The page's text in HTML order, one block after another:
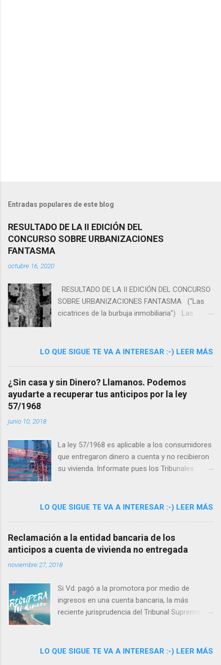
Entradas populares de este blog
RESULTADO DE LA II EDICIÓN DEL
CONCURSO SOBRE URBANIZACIONES
FANTASMA
octubre 16, 2020
RESULTADO DE LA II EDICIÓN DEL CONCURSO
SOBRE URBANIZACIONES FANTASMA (“Las
cicatrices de la burbuja inmobiliaria”) Las
www.trampolinhills.com ,
plataformas ha organizado el segundo
concurso de fotografía sobre “Urbanizaciones
legítimos compradores por el estallido de la
burbuja inmobiliaria en España, que han
convertido en urbanizaciones fallidas,
final y ha elegido las 5 imágenes definitivas
Rico Palao, abogada directora del despacho
Lexlegis, han mostrado su satisfacción por el
gran número de ...
LO QUE SIGUE TE VA A INTERESAR :-) LEER MÁS
¿Sin casa y sin Dinero? Llamanos. Podemos
ayudarte a recuperar tus anticipos por la ley
57/1968
junio 10, 2018
La ley 57/1968 es aplicable a los consumidores
que entregaron dinero a cuenta y no recibieron
su vivienda. Informate pues los Tribunales
LO QUE SIGUE TE VA A INTERESAR :-) LEER MÁS
Reclamación a la entidad bancaria de los
anticipos a cuenta de vivienda no entregada
noviembre 27, 2018
Si Vd. pagó a la promotora por medio de
ingresos en una cuenta bancaria, la más
reciente jurisprudencia del Tribunal Supremo le
oportunidad de recuperar el dinero que no le
LO QUE SIGUE TE VA A INTERESAR :-) LEER MÁS